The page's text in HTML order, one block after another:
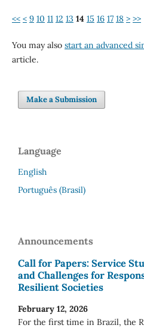
<< < 9 10 11 12 13 14 15 16 17 18 > >>
You may also start an advanced
article.
Make a Submission
Language
English
Português (Brasil)
Announcements
Call for Papers: Service
and Challenges for
Resilient Societies
February 12, 2026
For the first time in Brazil, the